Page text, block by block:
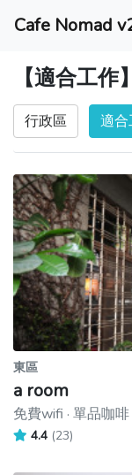
Cafe Nomad
【適合工
行政區 適
東區
a room
免費wifi · 單品咖
4.4 (23)